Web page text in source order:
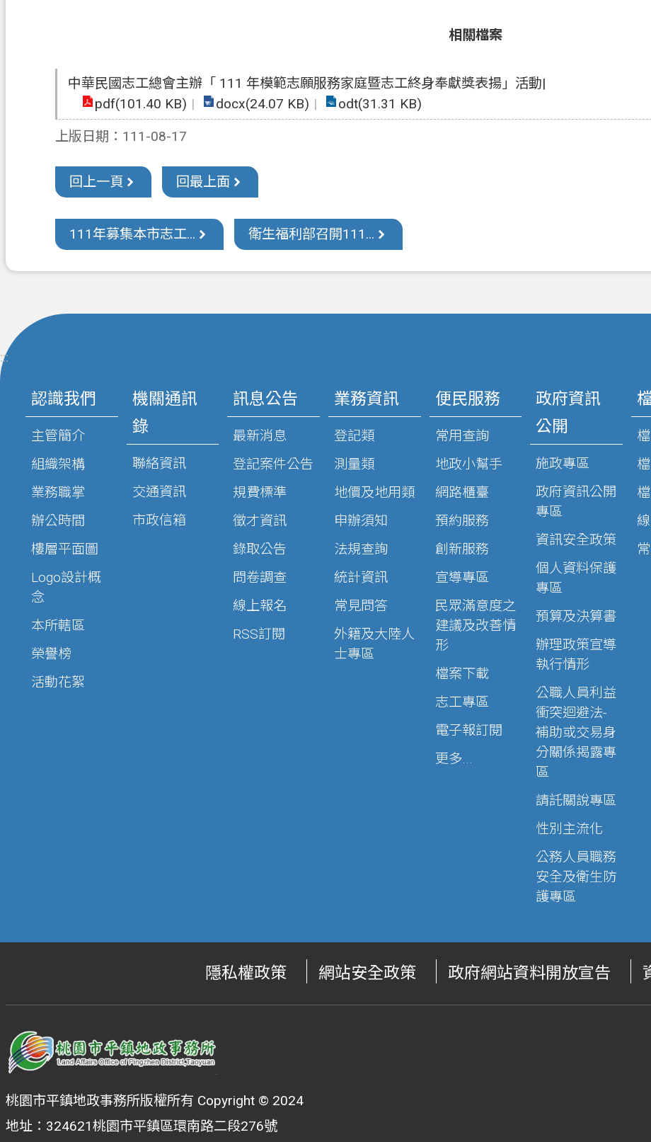
相關檔案
中華民國志工總會主辦「 111 年模範志願服務家庭暨志工終身奉獻獎表揚」活動|
pdf(101.40 KB)
docx(24.07 KB)
odt(31.31 KB)
上版日期：111-08-17
回上一頁 回最上面
111年募集本市志工... 衛生福利部召開111...
:::
認識我們
主管簡介
組織架構
業務職掌
辦公時間
樓層平面圖
Logo設計概
念
本所轄區
榮譽榜
活動花絮
機關通訊
錄
聯絡資訊
交通資訊
市政信箱
訊息公告
最新消息
登記案件公告
規費標準
徵才資訊
錄取公告
問卷調查
線上報名
RSS訂閱
業務資訊
登記類
測量類
地價及地用類
申辦須知
法規查詢
統計資訊
常見問答
外籍及大陸人
士專區
便民服務
常用查詢
地政小幫手
網路櫃臺
預約服務
創新服務
宣導專區
民眾滿意度之
建議及改善情
形
檔案下載
志工專區
電子報訂閱
更多...
政府資訊
公開
施政專區
政府資訊公開
專區
資訊安全政策
個人資料保護
專區
預算及決算書
辦理政策宣導
執行情形
公職人員利益
衝突迴避法-
補助或交易身
分關係揭露專
區
請託關說專區
性別主流化
公務人員職務
安全及衛生防
護專區
隱私權政策 網站安全政策 政府網站資料開放宣告
桃園市平鎮地政事務所版權所有 Copyright © 2024
地址：324621桃園市平鎮區環南路二段276號